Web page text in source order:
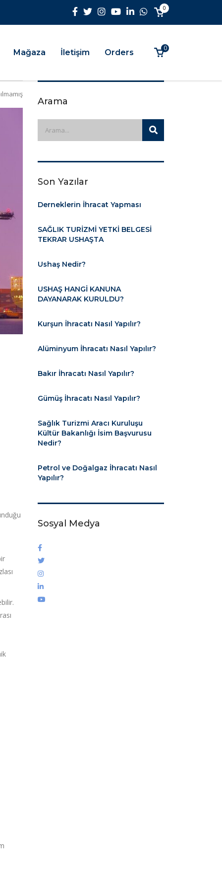
0
Mağaza İletişim Orders 0
Arama
Son Yazılar
Derneklerin İhracat Yapması
SAĞLIK TURİZMİ YETKİ BELGESİ
TEKRAR USHAŞTA
Ushaş Nedir?
USHAŞ HANGİ KANUNA
DAYANARAK KURULDU?
Kurşun İhracatı Nasıl Yapılır?
Alüminyum İhracatı Nasıl Yapılır?
Bakır İhracatı Nasıl Yapılır?
Gümüş İhracatı Nasıl Yapılır?
Sağlık Turizmi Aracı Kuruluşu
Kültür Bakanlığı İsim Başvurusu
Nedir?
Petrol ve Doğalgaz İhracatı Nasıl
Yapılır?
Sosyal Medya